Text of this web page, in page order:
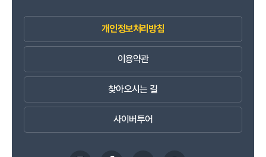
개인정보처리방침
이용약관
찾아오시는 길
사이버투어